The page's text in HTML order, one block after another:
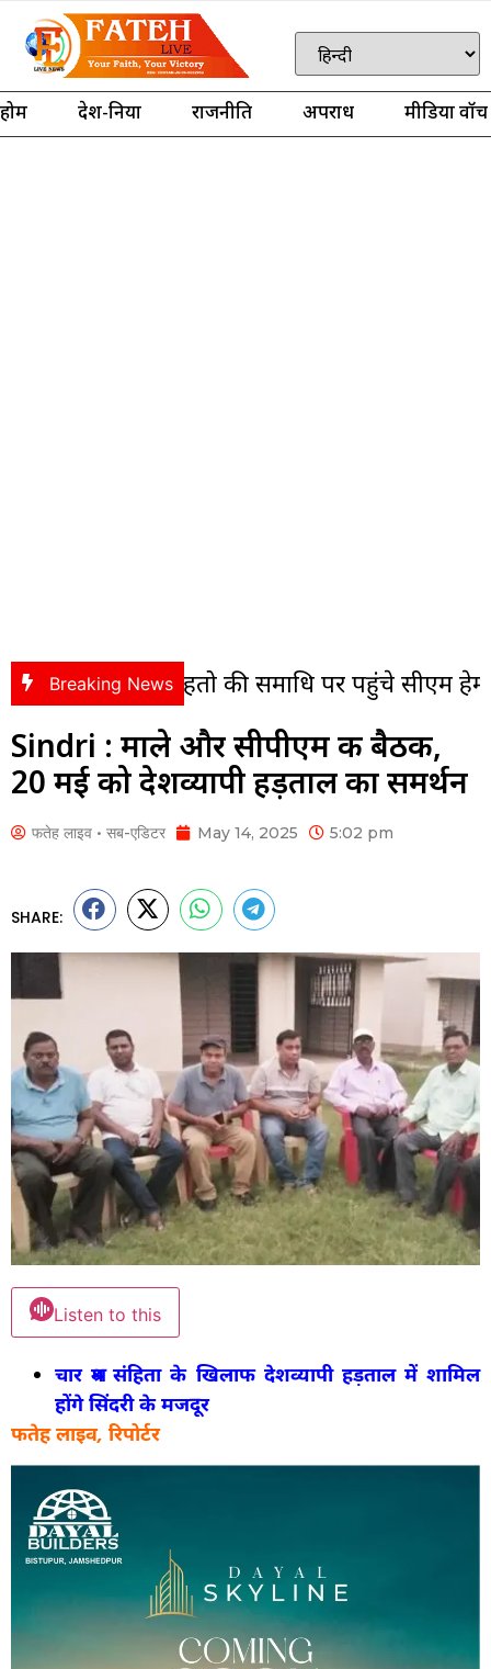
होम देश-दुनिया राजनीति अपराध मीडिया वॉच
Breaking News
महतो की समाधि पर पहुंचे सीएम हेमंत सोरेन,
Sindri : माले और सीपीएम की बैठक,
20 मई को देशव्यापी हड़ताल का समर्थन
फतेह लाइव • सब-एडिटर May 14, 2025 5:02 pm
SHARE:
Listen to this
चार श्रम संहिता के खिलाफ देशव्यापी हड़ताल में शामिल
होंगे सिंदरी के मजदूर
फतेह लाइव, रिपोर्टर